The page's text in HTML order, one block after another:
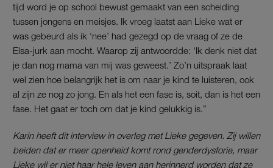
tijd word je op school bewust gemaakt van een scheiding
tussen jongens en meisjes. Ik vroeg laatst aan Lieke wat er
was gebeurd als ik ‘nee’ had gezegd op de vraag of ze de
Elsa-jurk aan mocht. Waarop zij antwoordde: ‘Ik denk niet dat
je dan nog mama van mij was geweest.’ Zo’n uitspraak laat
wel zien hoe belangrijk het is om naar je kind te luisteren, ook
al zijn ze nog zo jong. En als het een fase is, soit, dan is het een
fase. Het gaat er toch om dat je kind gelukkig is.”
Karin heeft dit interview in overleg met Lieke gegeven. Zij willen
beiden dat er meer openheid komt rond genderdysforie, maar
Lieke wil er niet haar hele leven aan herinnerd worden dat ze